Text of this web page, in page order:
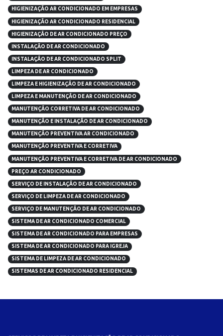
HIGIENIZAÇÃO AR CONDICIONADO EM EMPRESAS
HIGIENIZAÇÃO AR CONDICIONADO RESIDENCIAL
HIGIENIZAÇÃO DE AR CONDICIONADO PREÇO
INSTALAÇÃO DE AR CONDICIONADO
INSTALAÇÃO DE AR CONDICIONADO SPLIT
LIMPEZA DE AR CONDICIONADO
LIMPEZA E HIGIENIZAÇÃO DE AR CONDICIONADO
LIMPEZA E MANUTENÇÃO DE AR CONDICIONADO
MANUTENÇÃO CORRETIVA DE AR CONDICIONADO
MANUTENÇÃO E INSTALAÇÃO DE AR CONDICIONADO
MANUTENÇÃO PREVENTIVA AR CONDICIONADO
MANUTENÇÃO PREVENTIVA E CORRETIVA
MANUTENÇÃO PREVENTIVA E CORRETIVA DE AR CONDICIONADO
PREÇO AR CONDICIONADO
SERVIÇO DE INSTALAÇÃO DE AR CONDICIONADO
SERVIÇO DE LIMPEZA DE AR CONDICIONADO
SERVIÇO DE MANUTENÇÃO DE AR CONDICIONADO
SISTEMA DE AR CONDICIONADO COMERCIAL
SISTEMA DE AR CONDICIONADO PARA EMPRESAS
SISTEMA DE AR CONDICIONADO PARA IGREJA
SISTEMA DE LIMPEZA DE AR CONDICIONADO
SISTEMAS DE AR CONDICIONADO RESIDENCIAL